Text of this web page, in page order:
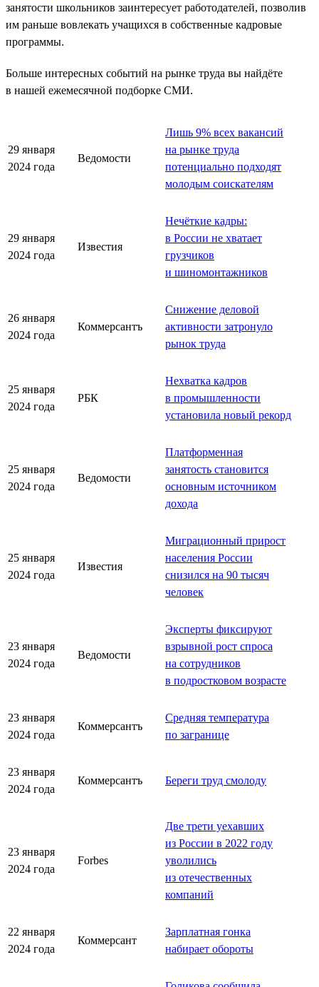
занятости школьников заинтересует работодателей, позволив
им раньше вовлекать учащихся в собственные кадровые
программы.
Больше интересных событий на рынке труда вы найдёте
в нашей ежемесячной подборке СМИ.
29 января
2024 года
Ведомости
Лишь 9% всех вакансий
на рынке труда
потенциально подходят
молодым соискателям
29 января
2024 года
Известия
Нечёткие кадры:
в России не хватает
грузчиков
и шиномонтажников
26 января
2024 года
Коммерсантъ
Снижение деловой
активности затронуло
рынок труда
25 января
2024 года
РБК
Нехватка кадров
в промышленности
установила новый рекорд
25 января
2024 года
Ведомости
Платформенная
занятость становится
основным источником
дохода
25 января
2024 года
Известия
Миграционный прирост
населения России
снизился на 90 тыcяч
человек
23 января
2024 года
Ведомости
Эксперты фиксируют
взрывной рост спроса
на сотрудников
в подростковом возрасте
23 января
2024 года
Коммерсантъ
Средняя температура
по загранице
23 января
2024 года
Коммерсантъ Береги труд смолоду
23 января
2024 года
Forbes
Две трети уехавших
из России в 2022 году
уволились
из отечественных
компаний
22 января
2024 года
Коммерсант
Зарплатная гонка
набирает обороты